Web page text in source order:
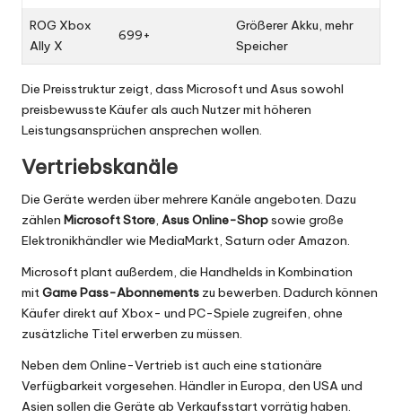
ROG Xbox
Ally X
699+
Größerer Akku, mehr
Speicher
Die Preisstruktur zeigt, dass Microsoft und Asus sowohl
preisbewusste Käufer als auch Nutzer mit höheren
Leistungsansprüchen ansprechen wollen.
Vertriebskanäle
Die Geräte werden über mehrere Kanäle angeboten. Dazu
zählen Microsoft Store, Asus Online-Shopsowie große
Elektronikhändler wie MediaMarkt, Saturn oder Amazon.
Microsoft plant außerdem, die Handhelds in Kombination
mitGame Pass-Abonnements zu bewerben. Dadurch können
Käufer direkt auf Xbox- und PC-Spiele zugreifen, ohne
zusätzliche Titel erwerben zu müssen.
Neben dem Online-Vertrieb ist auch eine stationäre
Verfügbarkeit vorgesehen. Händler in Europa, den USA und
Asien sollen die Geräte ab Verkaufsstart vorrätig haben.